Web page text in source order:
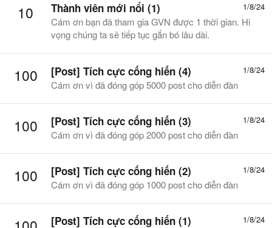
10 1/8/24
Thành viên mới nổi (1)
Cám ơn bạn đã tham gia GVN được 1 thời gian. Hi
vọng chúng ta sẽ tiếp tục gắn bó lâu dài.
100 1/8/24
[Post] Tích cực cống hiến (4)
Cám ơn vì đã đóng góp 5000 post cho diễn đàn
100 1/8/24
[Post] Tích cực cống hiến (3)
Cám ơn vì đã đóng góp 2000 post cho diễn đàn
100 1/8/24
[Post] Tích cực cống hiến (2)
Cám ơn vì đã đóng góp 1000 post cho diễn đàn
1/8/24
[Post] Tích cực cống hiến (1)